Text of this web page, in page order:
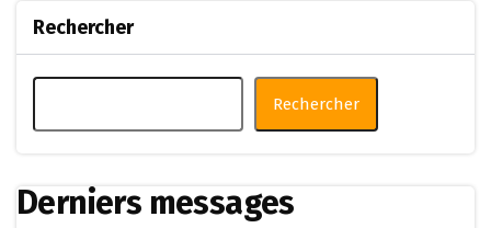
Rechercher
Rechercher
Derniers messages